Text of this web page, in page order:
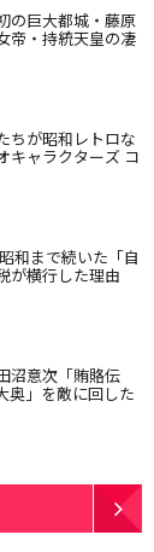
の巨大都城・藤原
帝・持統天皇の凄
ちが昭和レトロな
キャラクターズ コ
和まで続いた「自
が横行した理由
沼意次「賄賂伝
奥」を敵に回した